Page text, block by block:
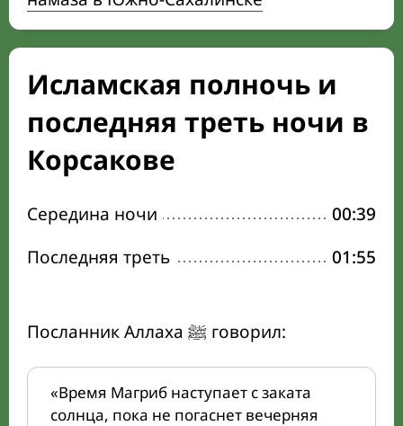
Исламская полночь и
последняя треть ночи в
Корсакове
Середина ночи
00:39
Последняя треть
01:55
Посланник Аллаха ﷺ говорил:
«Время Магриб наступает с заката
солнца, пока не погаснет вечерняя